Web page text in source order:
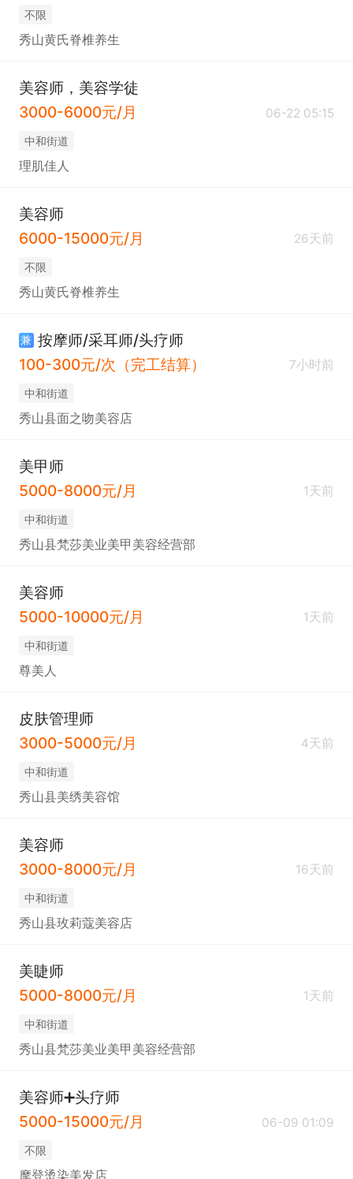
不限
秀山黄氏脊椎养生
美容师，美容学徒
3000-6000元/月
06-22 05:15
中和街道
理肌佳人
美容师
6000-15000元/月
26天前
不限
秀山黄氏脊椎养生
兼 按摩师/采耳师/头疗师
100-300元/次（完工结算）
7小时前
中和街道
秀山县面之吻美容店
美甲师
5000-8000元/月
1天前
中和街道
秀山县梵莎美业美甲美容经营部
美容师
5000-10000元/月
1天前
中和街道
尊美人
皮肤管理师
3000-5000元/月
4天前
中和街道
秀山县美绣美容馆
美容师
3000-8000元/月
16天前
中和街道
秀山县玫莉蔻美容店
美睫师
5000-8000元/月
1天前
中和街道
秀山县梵莎美业美甲美容经营部
美容师➕头疗师
5000-15000元/月
06-09 01:09
不限
摩登烫染美发店